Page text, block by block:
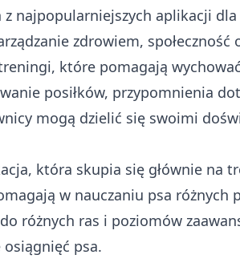
najpopularniejszych aplikacji
zdrowiem,
które pomagają
posiłków, przypomnienia
mogą dzielić się swoimi
która skupia się głównie na
w nauczaniu psa
różnych ras i poziomów
osiągnięć psa.